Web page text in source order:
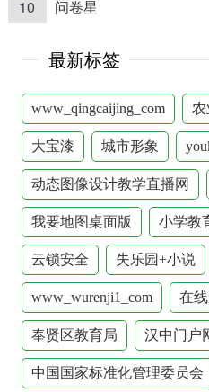
10
问卷星
最新标签
www_qingcaijing_com 农
大宝漆 城市形象
动态图像设计教学直播网
我要地图桌面版 小学教
云锁安全 失乐园+小说
www_wurenji1_com 在
奉贤区教育局 汉中门户
中国国家标准化管理委员会